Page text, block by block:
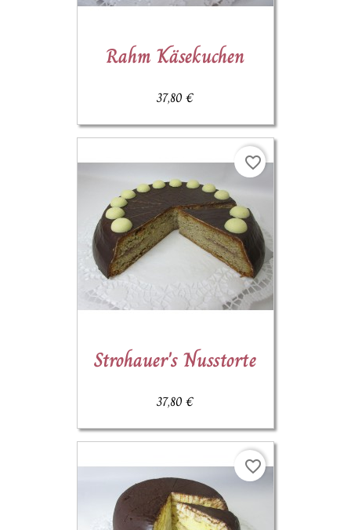
Rahm Käsekuchen
37,80 €
Strohauer's Nusstorte
37,80 €
favorite_border
favorite_border